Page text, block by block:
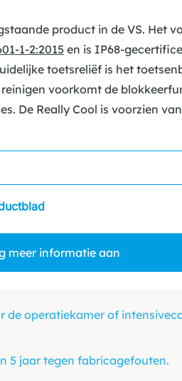
product in de VS. Het
1-2:2015 en is IP68-
toetsreliëf is het
voorkomt de
De Really Cool is voorzien
meer informatie aan
de operatiekamer of
5 jaar tegen fabricagefouten.